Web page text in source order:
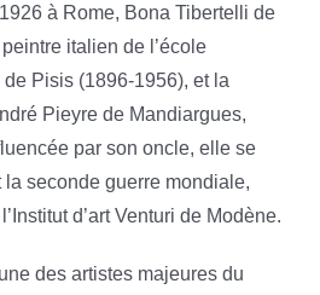
à Rome, Bona Tibertelli de
italien de l’école
Pisis (1896-1956), et la
Pieyre de Mandiargues,
par son oncle, elle se
seconde guerre mondiale,
d’art Venturi de Modène.
des artistes majeures du